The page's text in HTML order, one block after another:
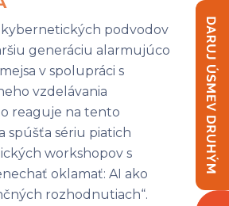
kybernetických podvodov
generáciu alarmujúco
v spolupráci s
vzdelávania
reaguje na tento
spúšťa sériu piatich
workshopov s
oklamať: AI ako
rozhodnutiach“.